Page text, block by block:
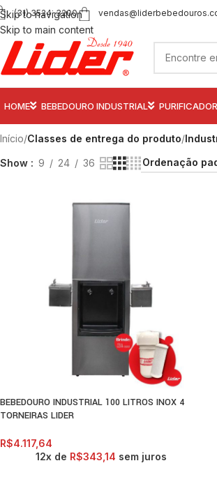
Skip to navigation
Skip to main content
(31) 3524-3200
HOME BEBEDOURO INDUSTRIAL
Início/Classes de entrega do produto/
Show 9 24 36
BEBEDOURO INDUSTRIAL 100 LITROS INOX 4
TORNEIRAS LIDER
R$4.117,64
12x de R$343,14 sem juros